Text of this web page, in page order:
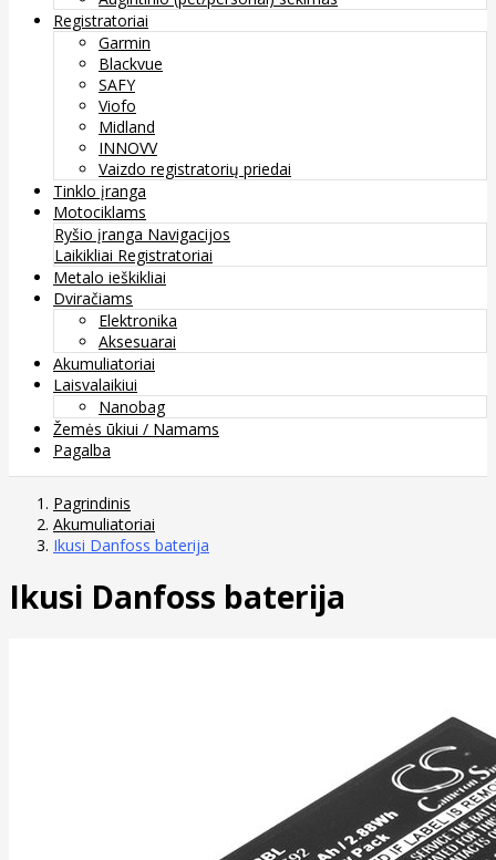
Registratoriai
Garmin
Blackvue
SAFY
Viofo
Midland
INNOVV
Vaizdo registratorių priedai
Tinklo įranga
Motociklams
Ryšio įranga Navigacijos
Laikikliai Registratoriai
Metalo ieškikliai
Dviračiams
Elektronika
Aksesuarai
Akumuliatoriai
Laisvalaikiui
Nanobag
Žemės ūkiui / Namams
Pagalba
Pagrindinis
Akumuliatoriai
Ikusi Danfoss baterija
Ikusi Danfoss baterija